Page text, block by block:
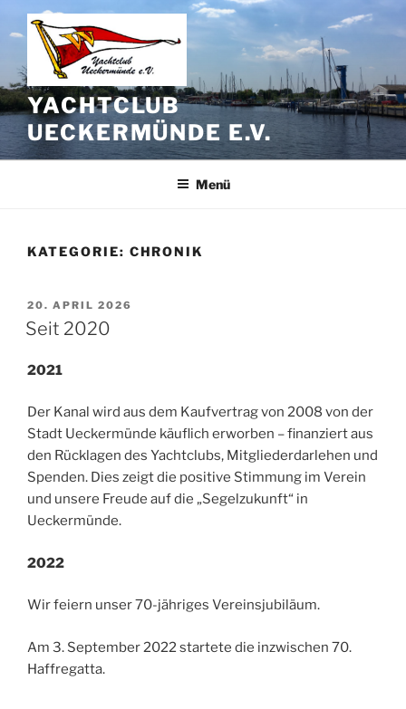
Zum
Inhalt
springen
YACHTCLUB
UECKERMÜNDE E.V.
Menü
KATEGORIE: CHRONIK
VERÖFFENTLICHT
AM
20. APRIL 2026
Seit 2020
2021
Der Kanal wird aus dem Kaufvertrag von 2008 von der
Stadt Ueckermünde käuflich erworben – finanziert aus
den Rücklagen des Yachtclubs, Mitgliederdarlehen und
Spenden. Dies zeigt die positive Stimmung im Verein
und unsere Freude auf die „Segelzukunft“ in
Ueckermünde.
2022
Wir feiern unser 70-jähriges Vereinsjubiläum.
Am 3. September 2022 startete die inzwischen 70.
Haffregatta.